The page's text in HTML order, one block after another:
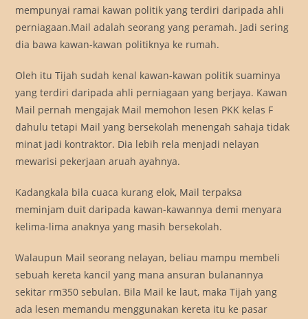
mempunyai ramai kawan politik yang terdiri daripada ahli
perniagaan.Mail adalah seorang yang peramah. Jadi sering
dia bawa kawan-kawan politiknya ke rumah.
Oleh itu Tijah sudah kenal kawan-kawan politik suaminya
yang terdiri daripada ahli perniagaan yang berjaya. Kawan
Mail pernah mengajak Mail memohon lesen PKK kelas F
dahulu tetapi Mail yang bersekolah menengah sahaja tidak
minat jadi kontraktor. Dia lebih rela menjadi nelayan
mewarisi pekerjaan aruah ayahnya.
Kadangkala bila cuaca kurang elok, Mail terpaksa
meminjam duit daripada kawan-kawannya demi menyara
kelima-lima anaknya yang masih bersekolah.
Walaupun Mail seorang nelayan, beliau mampu membeli
sebuah kereta kancil yang mana ansuran bulanannya
sekitar rm350 sebulan. Bila Mail ke laut, maka Tijah yang
ada lesen memandu menggunakan kereta itu ke pasar